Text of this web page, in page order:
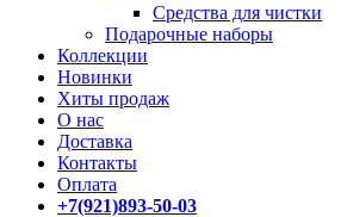
Средства для чистки
Подарочные наборы
Коллекции
Новинки
Хиты продаж
О нас
Доставка
Контакты
Оплата
+7(921)893-50-03